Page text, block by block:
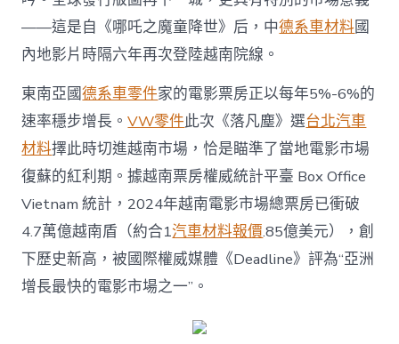
中
——這是自《哪吒之魔童降世》后，中德系車材料國
內地影片時隔六年再次登陸越南院線。
東南亞國德系車零件家的電影票房正以每年5%-6%的
速率穩步增長。VW零件此次《落凡塵》選台北汽車
材料擇此時切進越南市場，恰是瞄準了當地電影市場
復蘇的紅利期。據越南票房權威統計平臺 Box Office
Vietnam 統計，2024年越南電影市場總票房已衝破
4.7萬億越南盾（約合1汽車材料報價.85億美元），創
下歷史新高，被國際權威媒體《Deadline》評為“亞洲
增長最快的電影市場之一”。